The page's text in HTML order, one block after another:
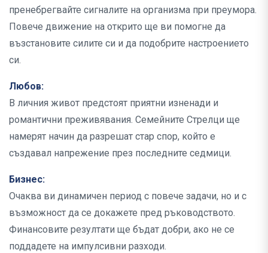
пренебрегвайте сигналите на организма при преумора.
Повече движение на открито ще ви помогне да
възстановите силите си и да подобрите настроението
си.
Любов:
В личния живот предстоят приятни изненади и
романтични преживявания. Семейните Стрелци ще
намерят начин да разрешат стар спор, който е
създавал напрежение през последните седмици.
Бизнес:
Очаква ви динамичен период с повече задачи, но и с
възможност да се докажете пред ръководството.
Финансовите резултати ще бъдат добри, ако не се
поддадете на импулсивни разходи.